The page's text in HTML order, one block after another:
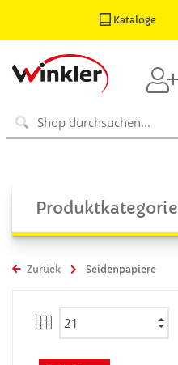
Kataloge
Produktkategorie
Zurück Seidenpapiere